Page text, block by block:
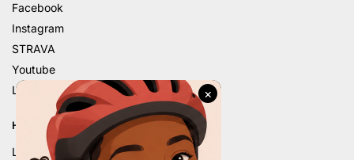
Facebook
Instagram
STRAVA
Youtube
Linkedin
HORAIRE D’ÉTÉ
Lu. – 9h – 12h | 14h – 18h